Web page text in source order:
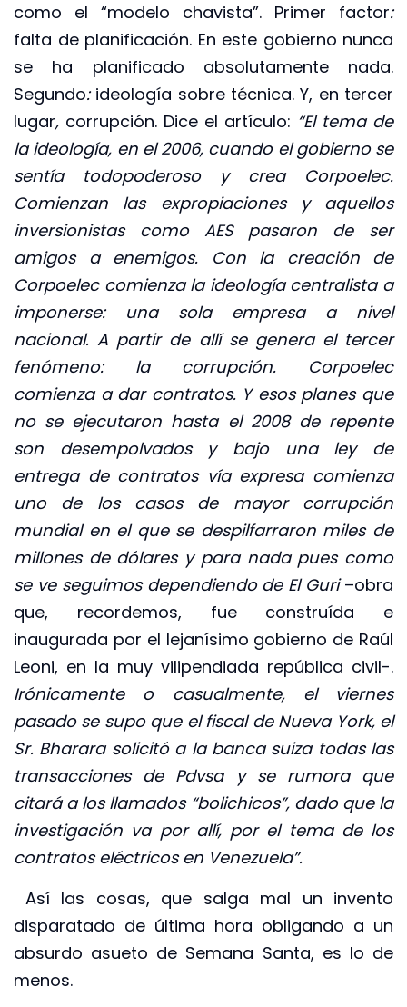
como el “modelo chavista”. Primer factor:
falta de planificación. En este gobierno nunca
se ha planificado absolutamente nada.
Segundo: ideología sobre técnica. Y, en tercer
lugar, corrupción. Dice el artículo: “El tema de
la ideología, en el 2006, cuando el gobierno se
sentía todopoderoso y crea Corpoelec.
Comienzan las expropiaciones y aquellos
inversionistas como AES pasaron de ser
amigos a enemigos. Con la creación de
Corpoelec comienza la ideología centralista a
imponerse: una sola empresa a nivel
nacional. A partir de allí se genera el tercer
fenómeno: la corrupción. Corpoelec
comienza a dar contratos. Y esos planes que
no se ejecutaron hasta el 2008 de repente
son desempolvados y bajo una ley de
entrega de contratos vía expresa comienza
uno de los casos de mayor corrupción
mundial en el que se despilfarraron miles de
millones de dólares y para nada pues como
se ve seguimos dependiendo de El Guri–obra
que, recordemos, fue construída e
inaugurada por el lejanísimo gobierno de Raúl
Leoni, en la muy vilipendiada república civil-.
Irónicamente o casualmente, el viernes
pasado se supo que el fiscal de Nueva York, el
Sr. Bharara solicitó a la banca suiza todas las
transacciones de Pdvsa y se rumora que
citará a los llamados “bolichicos”, dado que la
investigación va por allí, por el tema de los
contratos eléctricos en Venezuela”.
Así las cosas, que salga mal un invento
disparatado de última hora obligando a un
absurdo asueto de Semana Santa, es lo de
menos.